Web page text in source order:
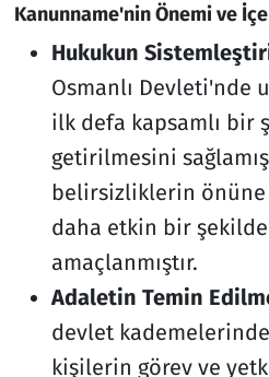
Kanunname'nin Önemi ve
Hukukun
Osmanlı Devleti'nde
ilk defa kapsamlı bir
getirilmesini
belirsizliklerin
daha etkin bir şekilde
amaçlanmıştır.
Adaletin Temin
devlet
kişilerin görev ve
Teknoloji ve Bilim
Televizyon